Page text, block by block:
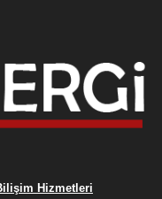
Hizmetleri